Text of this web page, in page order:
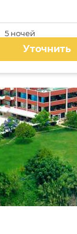
5 ночей
Уточнить